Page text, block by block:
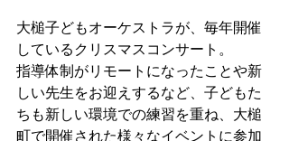
大槌子どもオーケストラが、毎年開催
しているクリスマスコンサート。
指導体制がリモートになったことや新
しい先生をお迎えするなど、子どもた
ちも新しい環境での練習を重ね、大槌
町で開催された様々なイベントに参加